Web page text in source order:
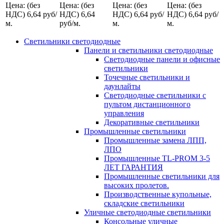
Цена: (без
НДС) 6,64 руб/
м.
Цена: (без
НДС) 6,64
руб/м.
Цена: (без
НДС) 6,64 руб/
м.
Цена: (без
НДС) 6,64 руб/
м.
Светильники светодиодные
Панели и светильники светодиодные
Светодиодные панели и офисные
светильники
Точечные светильники и
даунлайты
Светодиодные светильники с
пультом дистанционного
управления
Декоративные светильники
Промышленные светильники
Промышленные замена ЛПП,
ЛПО
Промышленные TL-PROM 3-5
ЛЕТ ГАРАНТИЯ
Промышленные светильники для
высоких пролетов.
Производственные купольные,
складские светильники
Уличные светодиодные светильники
Консольные уличные